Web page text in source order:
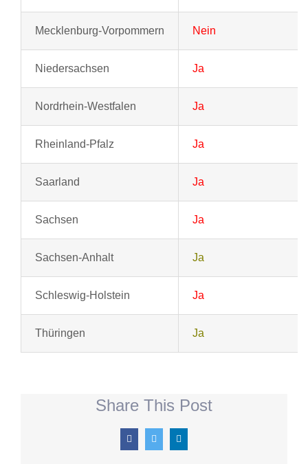
Mecklenburg-Vorpommern Nein
Niedersachsen Ja
Nordrhein-Westfalen Ja
Rheinland-Pfalz Ja
Saarland Ja
Sachsen Ja
Sachsen-Anhalt Ja
Schleswig-Holstein Ja
Thüringen Ja
Share This Post
FacebookTwitter